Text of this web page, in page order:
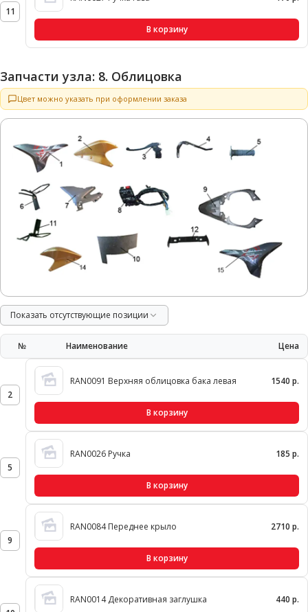
11
В корзину
Запчасти узла: 8. Облицовка
Цвет можно указать при оформлении заказа
Показать отсутствующие позиции
№ Наименование Цена
2
RAN0091 Верхняя облицовка бака левая 1540 р.
В корзину
5
RAN0026 Ручка 185 р.
В корзину
9
RAN0084 Переднее крыло 2710 р.
В корзину
RAN0014 Декоративная заглушка 440 р.